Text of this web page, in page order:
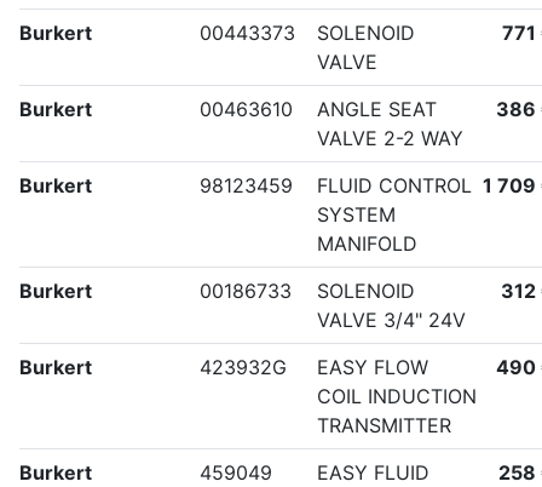
Burkert 00443373
SOLENOID
VALVE
771
Burkert 00463610
ANGLE SEAT
VALVE 2-2 WAY
386
Burkert 98123459
FLUID CONTROL
SYSTEM
MANIFOLD
1 709
Burkert 00186733
SOLENOID
VALVE 3/4" 24V
312
Burkert 423932G
EASY FLOW
COIL INDUCTION
TRANSMITTER
490
Burkert 459049
EASY FLUID
258